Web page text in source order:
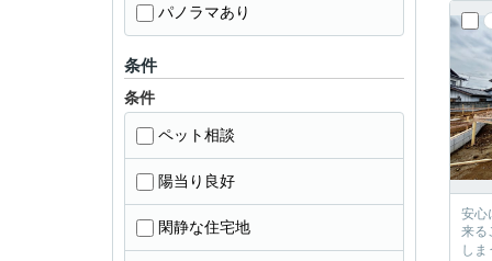
安心に、
来るご提案が必ずござ
パノラマあり
条件
条件
ペット相談
陽当り良好
閑静な住宅地